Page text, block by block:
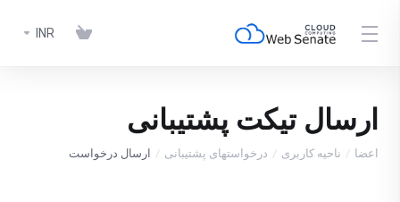
INR
ارسال تیکت پشتیبانی
اعضا ناحیه کاربری درخواستهای پشتیبانی ارسال درخواست